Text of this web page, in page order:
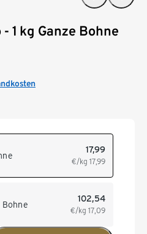
1 kg Ganze Bohne
17,99
€/kg 17,99
Bohne
102,54
€/kg 17,09